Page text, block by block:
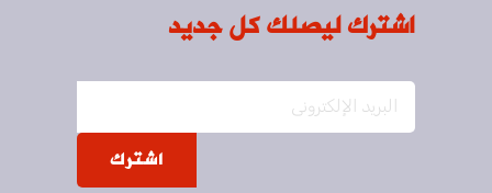
اشترك ليصلك كل جديد
اشترك